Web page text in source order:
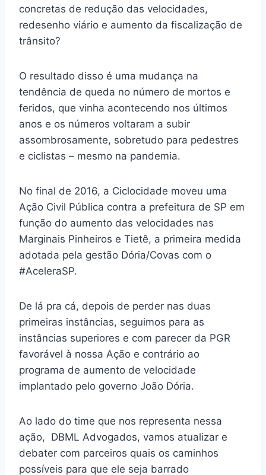
concretas de redução das velocidades,
redesenho viário e aumento da fiscalização de
trânsito?
O resultado disso é uma mudança na
tendência de queda no número de mortos e
feridos, que vinha acontecendo nos últimos
anos e os números voltaram a subir
assombrosamente, sobretudo para pedestres
e ciclistas – mesmo na pandemia.
No final de 2016, a Ciclocidade moveu uma
Ação Civil Pública contra a prefeitura de SP em
função do aumento das velocidades nas
Marginais Pinheiros e Tietê, a primeira medida
adotada pela gestão Dória/Covas com o
#AceleraSP.
De lá pra cá, depois de perder nas duas
primeiras instâncias, seguimos para as
instâncias superiores e com parecer da PGR
favorável à nossa Ação e contrário ao
programa de aumento de velocidade
implantado pelo governo João Dória.
Ao lado do time que nos representa nessa
ação, DBML Advogados, vamos atualizar e
debater com parceiros quais os caminhos
possíveis para que ele seja barrado